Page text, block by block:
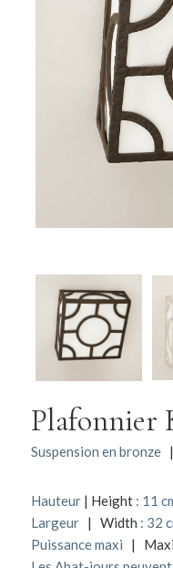
Plafonnier
Suspension en bronze|
Hauteur| Height: 11
Largeur| Width : 32
Puissance maxi |